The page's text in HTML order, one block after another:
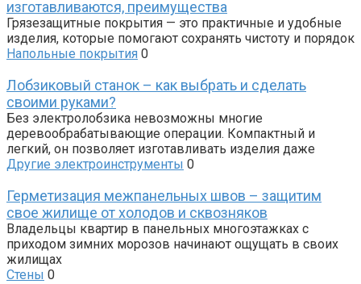
изготавливаются, преимущества
Грязезащитные покрытия — это практичные и удобные
изделия, которые помогают сохранять чистоту и порядок
Напольные покрытия 0
Лобзиковый станок – как выбрать и сделать
своими руками?
Без электролобзика невозможны многие
деревообрабатывающие операции. Компактный и
легкий, он позволяет изготавливать изделия даже
Другие электроинструменты 0
Герметизация межпанельных швов – защитим
свое жилище от холодов и сквозняков
Владельцы квартир в панельных многоэтажках с
приходом зимних морозов начинают ощущать в своих
жилищах
Стены 0